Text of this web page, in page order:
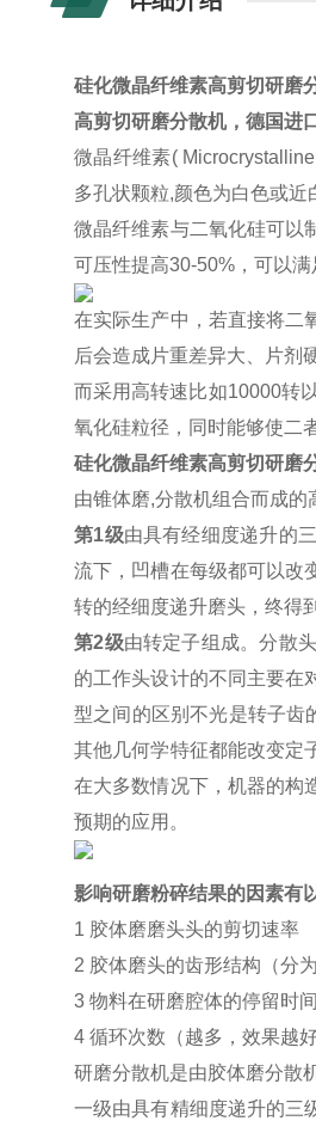
硅化微晶纤维素高剪切研磨
高剪切研磨分散机，德国进
微晶纤维素(
多孔状颗粒,颜色为白色或近
微晶纤维素与二氧化硅可以
可压性提高30-50%，可以满
在实际生产中，若直接将二
后会造成片重差异大、片剂
而采用高转速比如10000转
氧化硅粒径，同时能够使二
硅化微晶纤维素高剪切研磨
由锥体磨,分散机组合而成的
第1级由具有经细度递升的
流下，凹槽在每级都可以改
转的经细度递升磨头，终得
第2级由转定子组成。分散
的工作头设计的不同主要在
型之间的区别不光是转子齿
其他几何学特征都能改变定
在大多数情况下，机器的构
预期的应用。
影响研磨粉碎结果的因素有
1 胶体磨磨头头的剪切速率
2 胶体磨头的齿形结构（分
3物料在研磨腔体的停留时
4循环次数（越多，效果越
研磨分散机是由胶体磨分散
一级由具有精细度递升的三